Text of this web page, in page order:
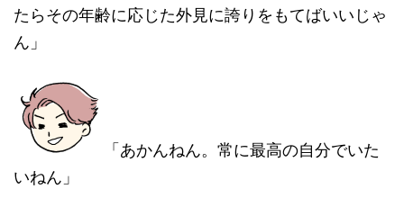
たらその年齢に応じた外見に誇りをもてばいいじゃ
ん」
「あかんねん。常に最高の自分でいた
いねん」